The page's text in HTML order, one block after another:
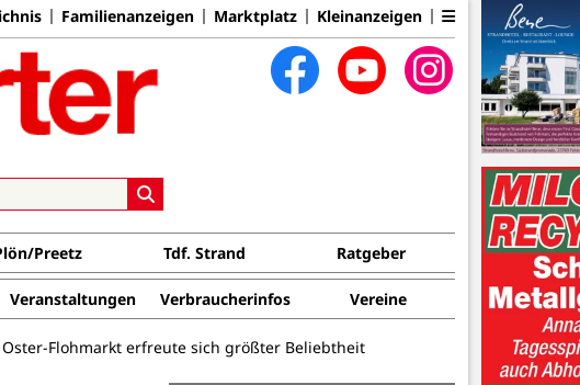
Familienanzeigen Marktplatz Kleinanzeigen
Preetz Tdf. Strand Ratgeber
Veranstaltungen Verbraucherinfos Vereine
Flohmarkt erfreute sich größter Beliebtheit